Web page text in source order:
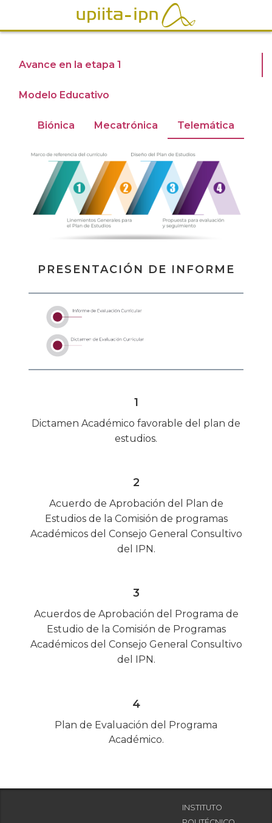
Avance en la etapa 1
Modelo Educativo
Biónica Mecatrónica Telemática
PRESENTACIÓN DE INFORME
1
Dictamen Académico favorable del plan de
estudios.
2
Acuerdo de Aprobación del Plan de
Estudios de la Comisión de programas
Académicos del Consejo General Consultivo
del IPN.
3
Acuerdos de Aprobación del Programa de
Estudio de la Comisión de Programas
Académicos del Consejo General Consultivo
del IPN.
4
Plan de Evaluación del Programa
Académico.
INSTITUTO